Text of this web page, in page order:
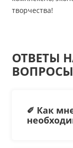
творчества!
ОТВЕТЫ
ВОПРОСЫ
✐ Как